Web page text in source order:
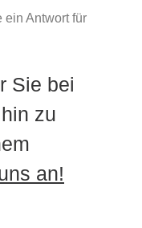
ein Antwort für
Sie bei
zu
an!